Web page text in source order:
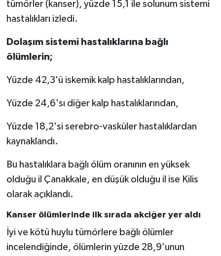
tümörler (kanser), yüzde 15,1 ile solunum sistemi
hastalıkları izledi.
Dolaşım sistemi hastalıklarına bağlı
ölümlerin;
Yüzde 42,3'ü iskemik kalp hastalıklarından,
Yüzde 24,6'sı diğer kalp hastalıklarından,
Yüzde 18,2'si serebro-vasküler hastalıklardan
kaynaklandı.
Bu hastalıklara bağlı ölüm oranının en yüksek
olduğu il Çanakkale, en düşük olduğu il ise Kilis
olarak açıklandı.
Kanser ölümlerinde ilk sırada akciğer yer aldı
İyi ve kötü huylu tümörlere bağlı ölümler
incelendiğinde, ölümlerin yüzde 28,9'unun
Video Galeri
Yemek Tarifleri